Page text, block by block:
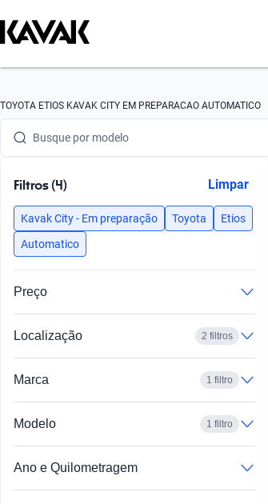
TOYOTA ETIOS KAVAK CITY EM PREPARACAO AUTOMATICO
Busque por marca
Busque por modelo
Busque por ano
Busque por marca
Busque por versão
Filtros (4) Limpar
Kavak City - Em preparação Toyota
Etios
Automatico
Preço
Localização 2 filtros
Marca 1 filtro
Modelo 1 filtro
Ano e Quilometragem